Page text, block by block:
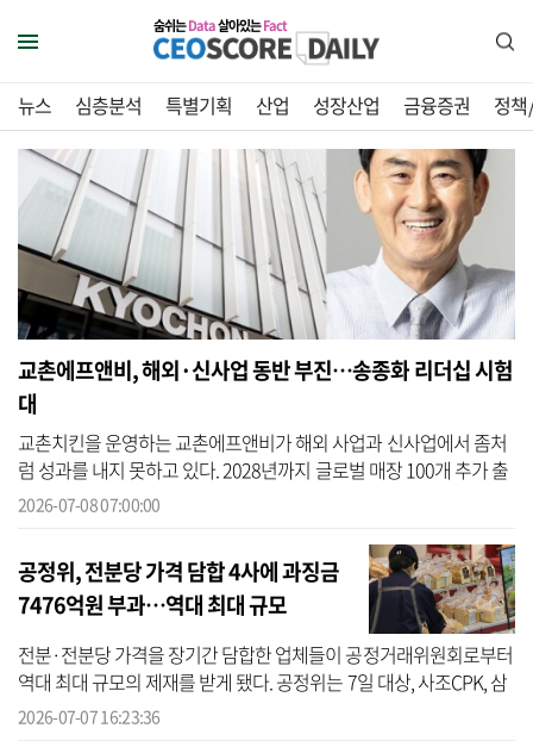
숨쉬는Data살아있는Fact
뉴스 심층분석 특별기획 산업 성장산업 금융증권 정
교촌에프앤비, 해외·신사업 동반 부진…송종화 리더십 시험
대
교촌치킨을 운영하는 교촌에프앤비가 해외 사업과 신사업에서 좀처
럼 성과를 내지 못하고 있다. 2028년까지 글로벌 매장 100개 추가 출
점과 글로벌·신사업 매출 비중 10% 이상 확대를 골자로 한 기업가치
2026-07-08 07:00:00
공정위, 전분당 가격 담합 4사에 과징금
7476억원 부과…역대 최대 규모
전분·전분당 가격을 장기간 담합한 업체들이 공정거래위원회로부터
역대 최대 규모의 제재를 받게 됐다. 공정위는 7일 대상, 사조CPK, 삼
양사, CJ제일제당 등 4개 업체가 2018년 5월부터 지난해 10월까지
2026-07-07 16:23:36